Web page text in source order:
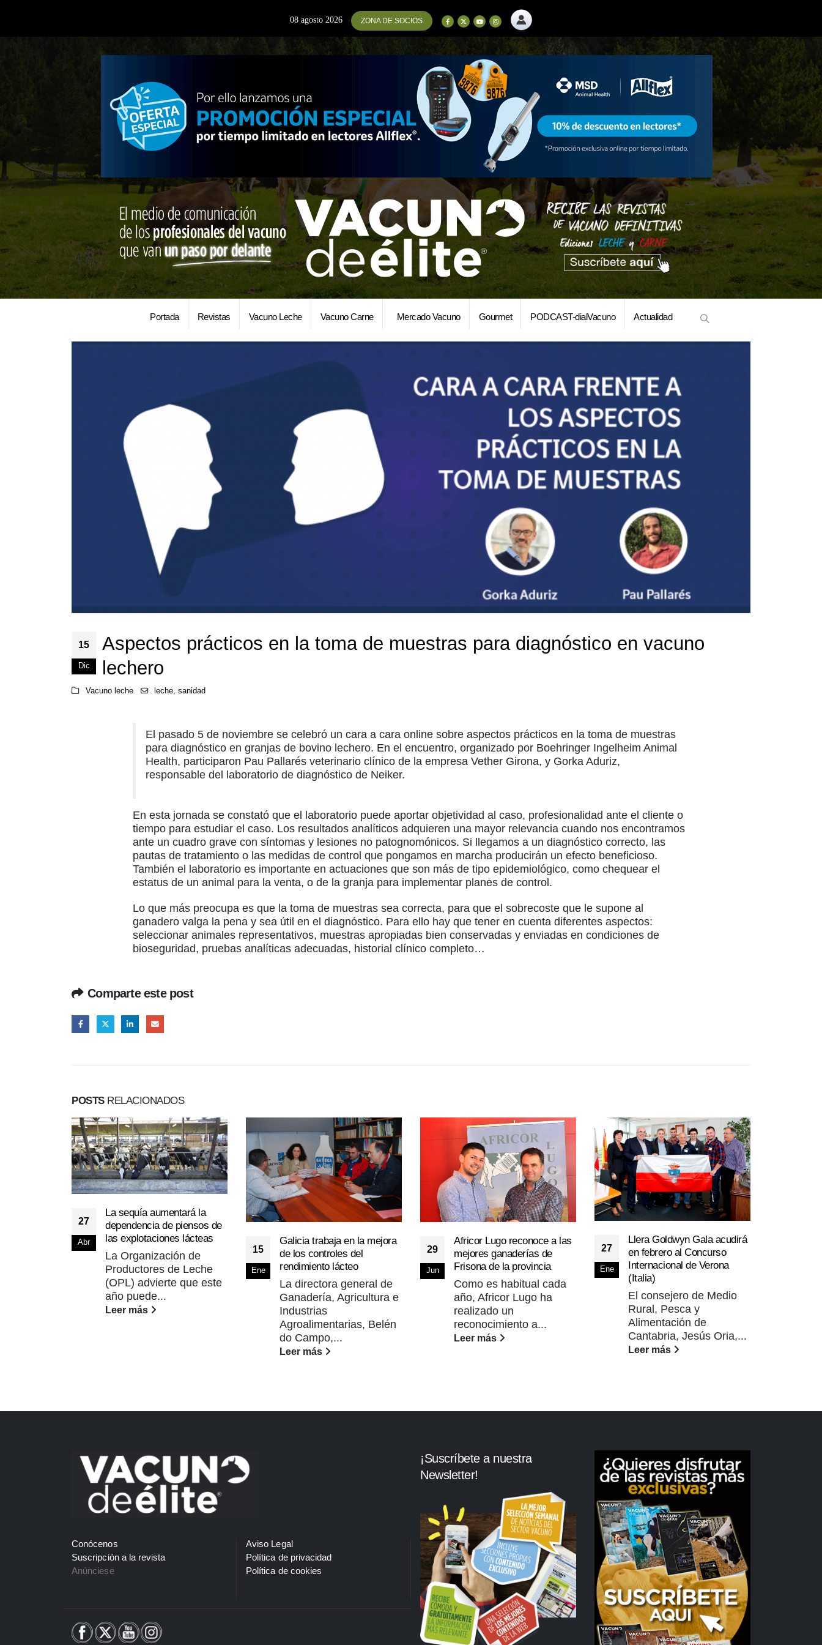
08 agosto 2026 ZONA DE SOCIOS
Portada Revistas Vacuno Leche Vacuno Carne Mercado Vacuno Gourmet PODCAST-dialVacuno Actualidad
15
Dic
Aspectos prácticos en la toma de muestras para diagnóstico en vacuno
lechero
Vacuno leche leche,sanidad
El pasado 5 de noviembre se celebró un cara a cara online sobre aspectos prácticos en la toma de muestras
para diagnóstico en granjas de bovino lechero. En el encuentro, organizado por Boehringer Ingelheim Animal
Health, participaron Pau Pallarés veterinario clínico de la empresa Vether Girona, y Gorka Aduriz,
responsable del laboratorio de diagnóstico de Neiker.
En esta jornada se constató que el laboratorio puede aportar objetividad al caso, profesionalidad ante el cliente o
tiempo para estudiar el caso. Los resultados analíticos adquieren una mayor relevancia cuando nos encontramos
ante un cuadro grave con síntomas y lesiones no patognomónicos. Si llegamos a un diagnóstico correcto, las
pautas de tratamiento o las medidas de control que pongamos en marcha producirán un efecto beneficioso.
También el laboratorio es importante en actuaciones que son más de tipo epidemiológico, como chequear el
estatus de un animal para la venta, o de la granja para implementar planes de control.
Lo que más preocupa es que la toma de muestras sea correcta, para que el sobrecoste que le supone al
ganadero valga la pena y sea útil en el diagnóstico. Para ello hay que tener en cuenta diferentes aspectos:
seleccionar animales representativos, muestras apropiadas bien conservadas y enviadas en condiciones de
bioseguridad, pruebas analíticas adecuadas, historial clínico completo…
Comparte este post
POSTSRELACIONADOS
27
Abr
La sequía aumentará la
dependencia de piensos de
las explotaciones lácteas
La Organización de
Productores de Leche
(OPL) advierte que este
año puede...
Leer más
15
Ene
Galicia trabaja en la mejora
de los controles del
rendimiento lácteo
La directora general de
Ganadería, Agricultura e
Industrias
Agroalimentarias, Belén
do Campo,...
Leer más
29
Jun
Africor Lugo reconoce a las
mejores ganaderías de
Frisona de la provincia
Como es habitual cada
año, Africor Lugo ha
realizado un
reconocimiento a...
Leer más
27
Ene
Llera Goldwyn Gala acudirá
en febrero al Concurso
Internacional de Verona
(Italia)
El consejero de Medio
Rural, Pesca y
Alimentación de
Cantabria, Jesús Oria,...
Leer más
Conócenos
Suscripción a la revista
Anúnciese
Aviso Legal
Política de privacidad
Política de cookies
¡Suscríbete a nuestra
Newsletter!